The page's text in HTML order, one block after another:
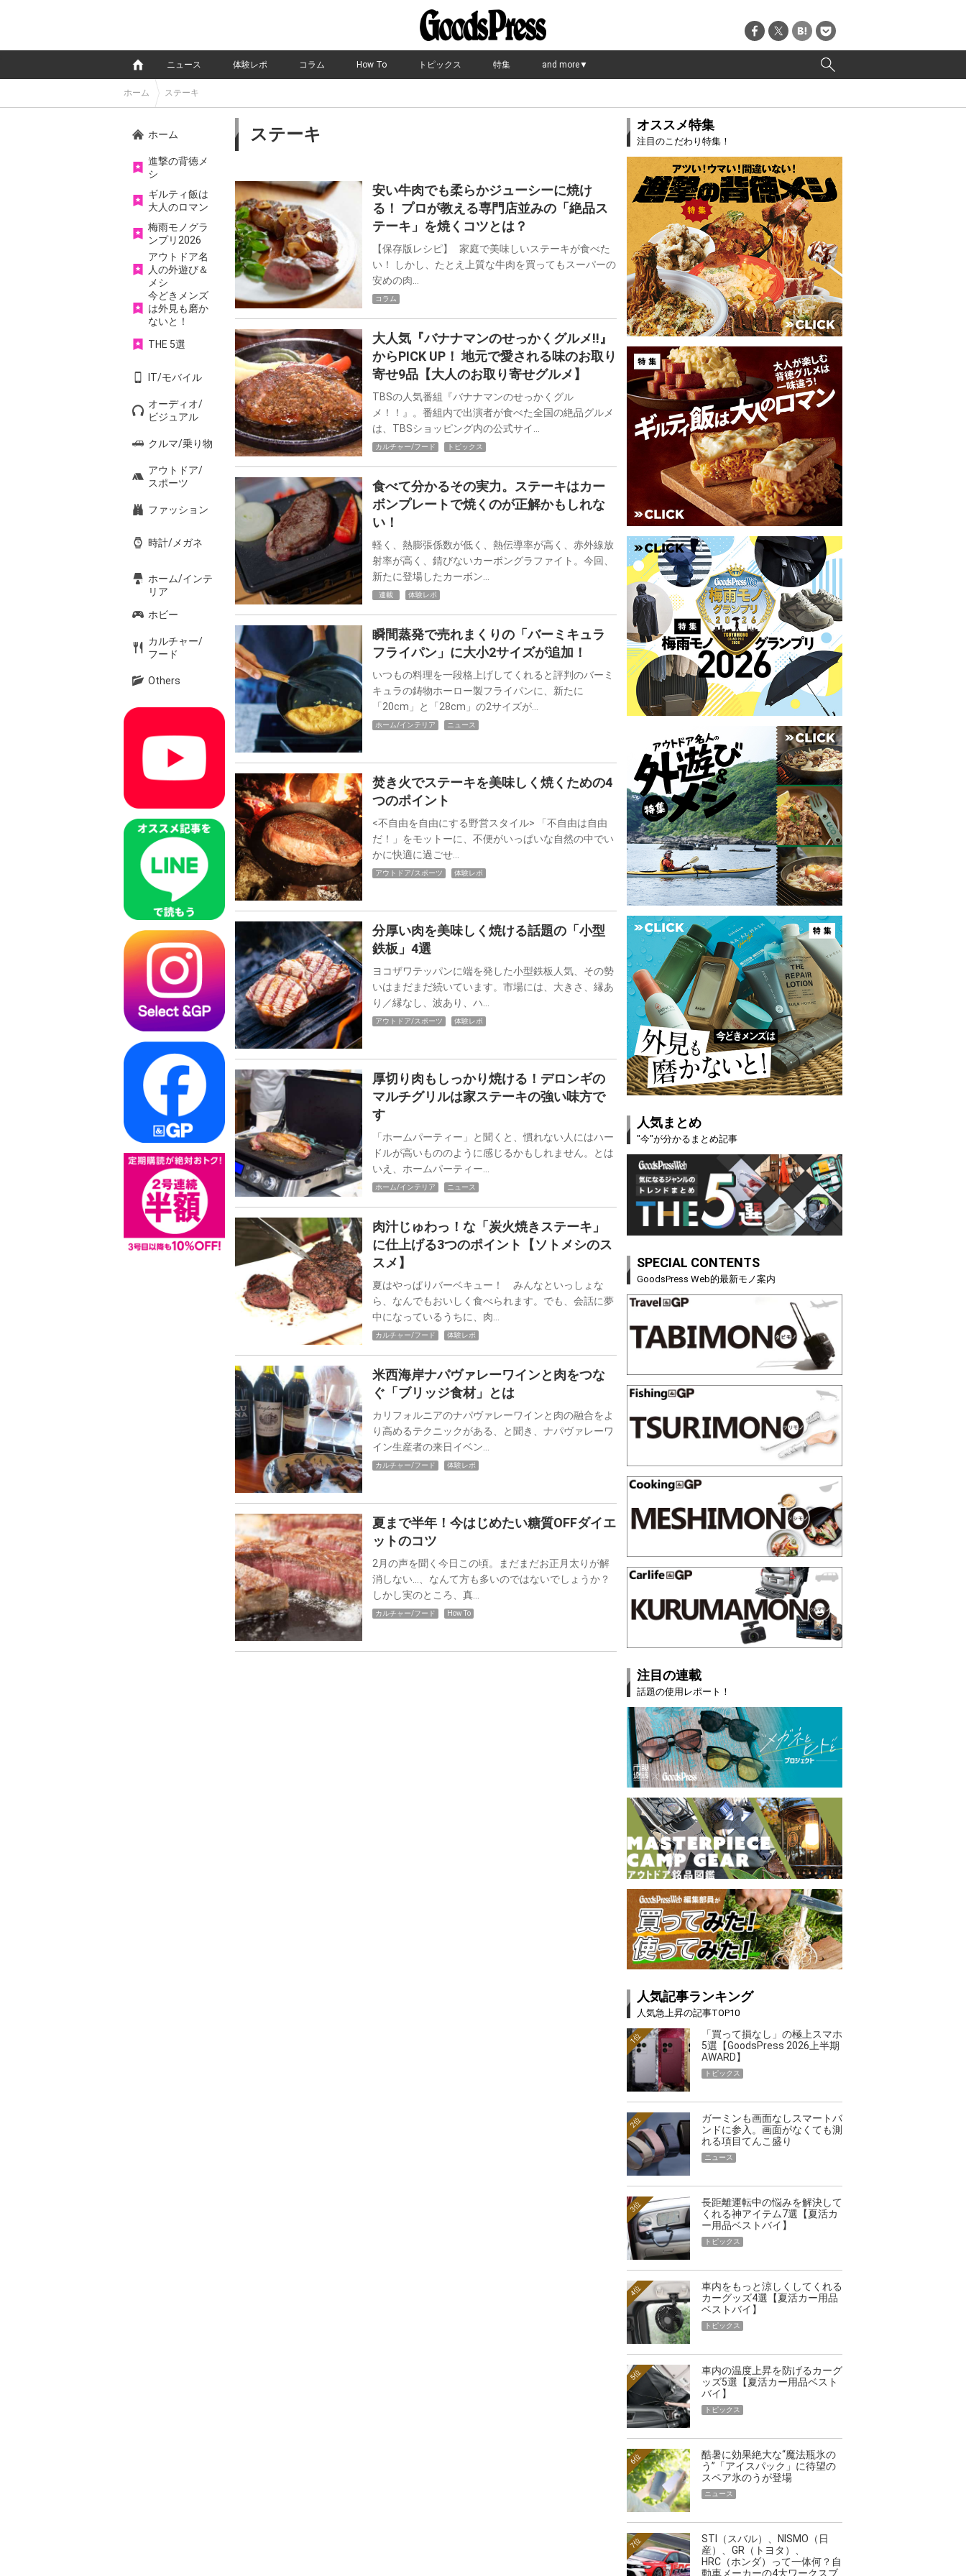
ニュース 体験レポ コラム How To トピックス 特集 and more▼
ホーム ステーキ
ホーム
進撃の背徳メ
シ
ギルティ飯は
大人のロマン
梅雨モノグラ
ンプリ2026
アウトドア名
人の外遊び＆
メシ
今どきメンズ
は外見も磨か
ないと！
THE 5選
IT/モバイル
オーディオ/
ビジュアル
クルマ/乗り物
アウトドア/
スポーツ
ファッション
時計/メガネ
ホーム/インテ
リア
ホビー
カルチャー/
フード
Others
ステーキ
安い牛肉でも柔らかジューシーに焼け
る！ プロが教える専門店並みの「絶品ス
テーキ」を焼くコツとは？
【保存版レシピ】 家庭で美味しいステーキが食べた
い！ しかし、たとえ上質な牛肉を買ってもスーパーの
安めの肉…
コラム
大人気『バナナマンのせっかくグルメ!!』
からPICK UP！ 地元で愛される味のお取り
寄せ9品【大人のお取り寄せグルメ】
TBSの人気番組『バナナマンのせっかくグル
メ！！』。番組内で出演者が食べた全国の絶品グルメ
は、TBSショッピング内の公式サイ…
カルチャー/フード トピックス
食べて分かるその実力。ステーキはカー
ボンプレートで焼くのが正解かもしれな
い！
軽く、熱膨張係数が低く、熱伝導率が高く、赤外線放
射率が高く、錆びないカーボングラファイト。今回、
新たに登場したカーボン…
連載 体験レポ
瞬間蒸発で売れまくりの「バーミキュラ
フライパン」に大小2サイズが追加！
いつもの料理を一段格上げしてくれると評判のバーミ
キュラの鋳物ホーロー製フライパンに、新たに
「20cm」と「28cm」の2サイズが…
ホーム/インテリア ニュース
焚き火でステーキを美味しく焼くための4
つのポイント
<不自由を自由にする野営スタイル> 「不自由は自由
だ！」をモットーに、不便がいっぱいな自然の中でい
かに快適に過ごせ…
アウトドア/スポーツ 体験レポ
分厚い肉を美味しく焼ける話題の「小型
鉄板」4選
ヨコザワテッパンに端を発した小型鉄板人気、その勢
いはまだまだ続いています。市場には、大きさ、縁あ
り／縁なし、波あり、ハ…
アウトドア/スポーツ 体験レポ
厚切り肉もしっかり焼ける！デロンギの
マルチグリルは家ステーキの強い味方で
す
「ホームパーティー」と聞くと、慣れない人にはハー
ドルが高いもののように感じるかもしれません。とは
いえ、ホームパーティー…
ホーム/インテリア ニュース
肉汁じゅわっ！な「炭火焼きステーキ」
に仕上げる3つのポイント【ソトメシのス
スメ】
夏はやっぱりバーベキュー！ みんなといっしょな
ら、なんでもおいしく食べられます。でも、会話に夢
中になっているうちに、肉…
カルチャー/フード 体験レポ
米西海岸ナパヴァレーワインと肉をつな
ぐ「ブリッジ食材」とは
カリフォルニアのナパヴァレーワインと肉の融合をよ
り高めるテクニックがある、と聞き、ナパヴァレーワ
イン生産者の来日イベン…
カルチャー/フード 体験レポ
夏まで半年！今はじめたい糖質OFFダイエ
ットのコツ
2月の声を聞く今日この頃。まだまだお正月太りが解
消しない…、なんて方も多いのではないでしょうか？
しかし実のところ、真…
カルチャー/フード How To
オススメ特集
注目のこだわり特集！
人気まとめ
"今"が分かるまとめ記事
SPECIAL CONTENTS
GoodsPress Web的最新モノ案内
注目の連載
話題の使用レポート！
人気記事ランキング
人気急上昇の記事TOP10
「買って損なし」の極上スマホ
5選【GoodsPress 2026上半期
AWARD】
1位
トピックス
ガーミンも画面なしスマートバ
ンドに参入。画面がなくても測
れる項目てんこ盛り
2位
ニュース
長距離運転中の悩みを解決して
くれる神アイテム7選【夏活カ
ー用品ベストバイ】
3位
トピックス
車内をもっと涼しくしてくれる
カーグッズ4選【夏活カー用品
ベストバイ】
4位
トピックス
車内の温度上昇を防げるカーグ
ッズ5選【夏活カー用品ベスト
バイ】
5位
トピックス
酷暑に効果絶大な“魔法瓶氷の
う”「アイスパック」に待望の
スペア氷のうが登場
6位
ニュース
STI（スバル）、NISMO（日
産）、GR（トヨタ）、
HRC（ホンダ）って一体何？自
動車メーカーの4大ワークスブ
7位